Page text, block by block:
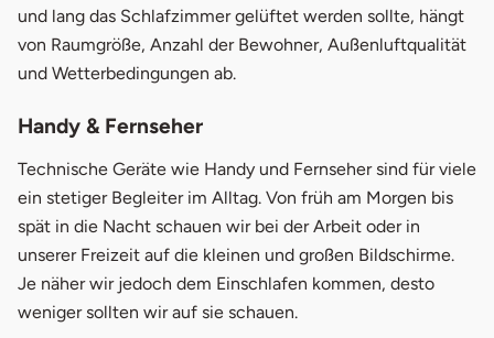
und lang das Schlafzimmer gelüftet werden sollte, hängt
von Raumgröße, Anzahl der Bewohner, Außenluftqualität
und Wetterbedingungen ab.
Handy & Fernseher
Technische Geräte wie Handy und Fernseher sind für viele
ein stetiger Begleiter im Alltag. Von früh am Morgen bis
spät in die Nacht schauen wir bei der Arbeit oder in
unserer Freizeit auf die kleinen und großen Bildschirme.
Je näher wir jedoch dem Einschlafen kommen, desto
weniger sollten wir auf sie schauen.